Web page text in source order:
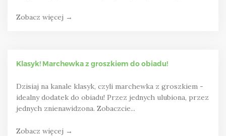
Zobacz więcej →
Klasyk! Marchewka z groszkiem do obiadu!
Dzisiaj na kanale klasyk, czyli marchewka z groszkiem -
idealny dodatek do obiadu! Przez jednych ulubiona, przez
jednych znienawidzona. Zobaczcie...
Zobacz więcej →